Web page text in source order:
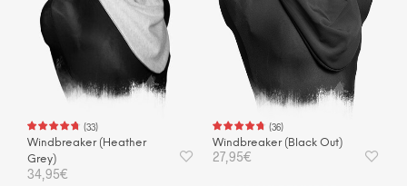
(33)
Windbreaker (Heather
Grey)
34,95€
(36)
Windbreaker (Black Out)
27,95€